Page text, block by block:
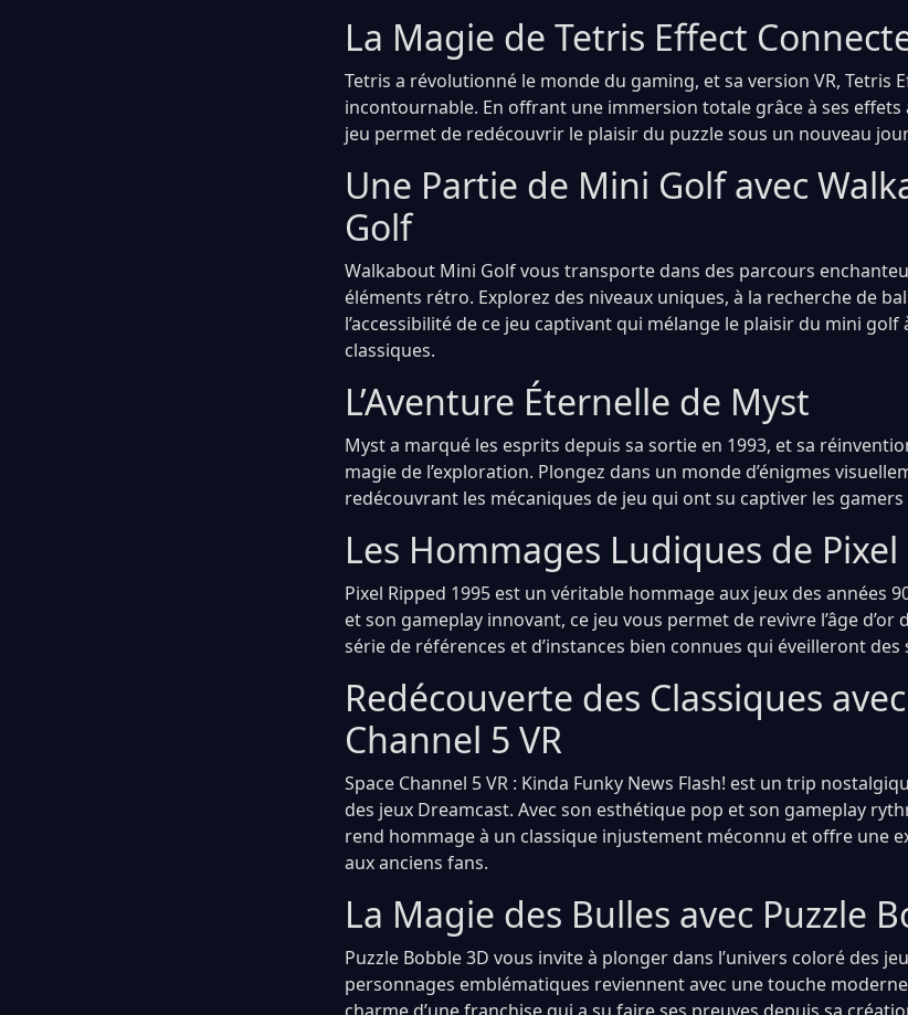
La Magie de Tetris Effect
Tetris a révolutionné le monde du gaming, et sa version VR, Tetris
incontournable. En offrant une immersion totale grâce à ses
jeu permet de redécouvrir le plaisir du puzzle sous un nouveau
Une Partie de Mini Golf avec
Golf
Walkabout Mini Golf vous transporte dans des parcours
éléments rétro. Explorez des niveaux uniques, à la recherche de
l’accessibilité de ce jeu captivant qui mélange le plaisir du mini golf
classiques.
L’Aventure Éternelle de Myst
Myst a marqué les esprits depuis sa sortie en 1993, et sa
magie de l’exploration. Plongez dans un monde d’énigmes
redécouvrant les mécaniques de jeu qui ont su captiver les
Les Hommages Ludiques de
Pixel Ripped 1995 est un véritable hommage aux jeux des années
et son gameplay innovant, ce jeu vous permet de revivre l’âge
série de références et d’instances bien connues qui éveilleront des
Redécouverte des Classiques
Channel 5 VR
Space Channel 5 VR : Kinda Funky News Flash! est un trip
des jeux Dreamcast. Avec son esthétique pop et son gameplay
rend hommage à un classique injustement méconnu et offre une
aux anciens fans.
La Magie des Bulles avec Puzzle
Puzzle Bobble 3D vous invite à plonger dans l’univers coloré des
personnages emblématiques reviennent avec une touche